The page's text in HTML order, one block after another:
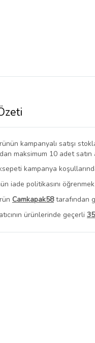
kampanyalı satışı
maksimum 10 adet satın
kampanya
iade politikasını
Camkapak58tarafından
ürünlerinde geçerli
Tüm Ürünlerini